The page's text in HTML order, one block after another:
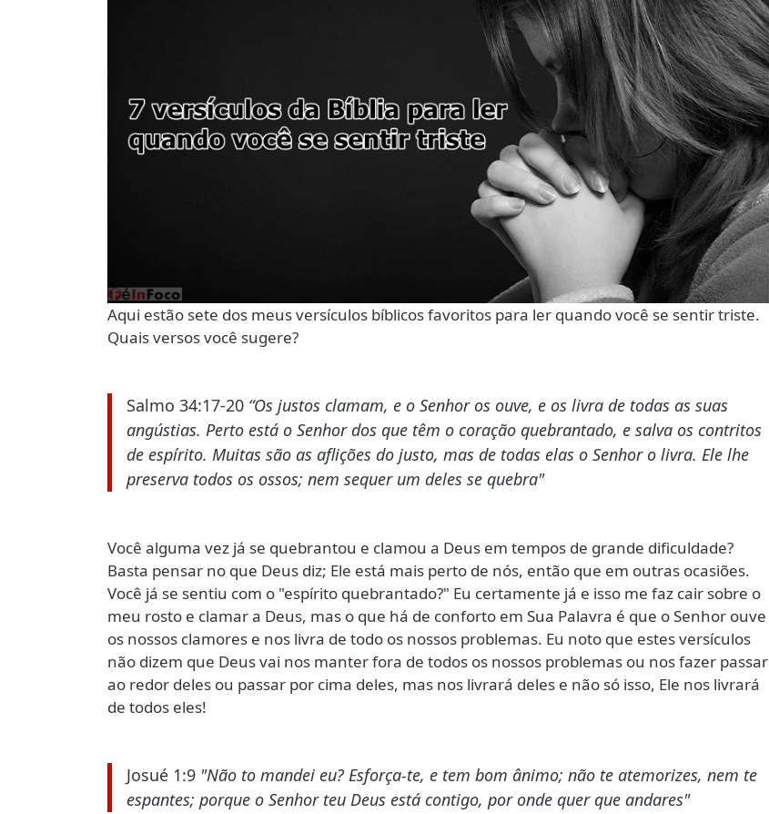
Aqui estão sete dos meus versículos bíblicos favoritos para ler quando você se sentir triste.
Quais versos você sugere?
Salmo 34:17-20 “Os justos clamam, e o Senhor os ouve, e os livra de todas as suas
angústias. Perto está o Senhor dos que têm o coração quebrantado, e salva os contritos
de espírito. Muitas são as aflições do justo, mas de todas elas o Senhor o livra. Ele lhe
preserva todos os ossos; nem sequer um deles se quebra"
Você alguma vez já se quebrantou e clamou a Deus em tempos de grande dificuldade?
Basta pensar no que Deus diz; Ele está mais perto de nós, então que em outras ocasiões.
Você já se sentiu com o "espírito quebrantado?" Eu certamente já e isso me faz cair sobre o
meu rosto e clamar a Deus, mas o que há de conforto em Sua Palavra é que o Senhor ouve
os nossos clamores e nos livra de todo os nossos problemas. Eu noto que estes versículos
não dizem que Deus vai nos manter fora de todos os nossos problemas ou nos fazer passar
ao redor deles ou passar por cima deles, mas nos livrará deles e não só isso, Ele nos livrará
de todos eles!
Josué 1:9 "Não to mandei eu? Esforça-te, e tem bom ânimo; não te atemorizes, nem te
espantes; porque o Senhor teu Deus está contigo, por onde quer que andares"